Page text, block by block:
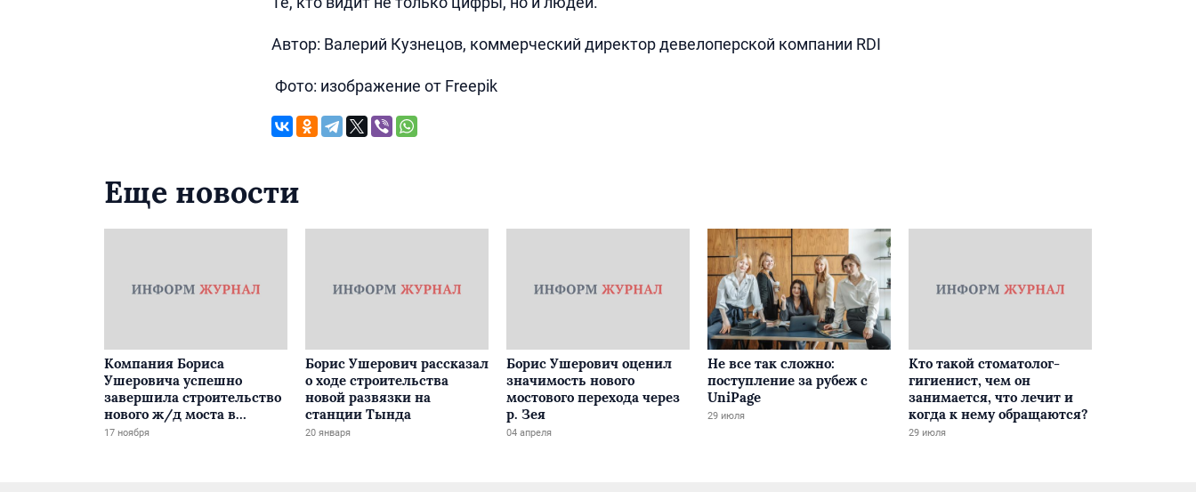
Автор: Валерий Кузнецов, коммерческий директор девелоперской компании RDI
Фото: изображение от Freepik
Еще новости
Компания Бориса
Ушеровича успешно
завершила строительство
нового ж/д моста в
Забайкалье
17 ноября
Борис Ушерович рассказал
о ходе строительства
новой развязки на
станции Тында
20 января
Борис Ушерович оценил
значимость нового
мостового перехода через
р. Зея
04 апреля
Не все так сложно:
поступление за рубеж с
UniPage
29 июля
Кто такой стоматолог-
гигиенист, чем он
занимается, что лечит и
когда к нему обращаются?
29 июля